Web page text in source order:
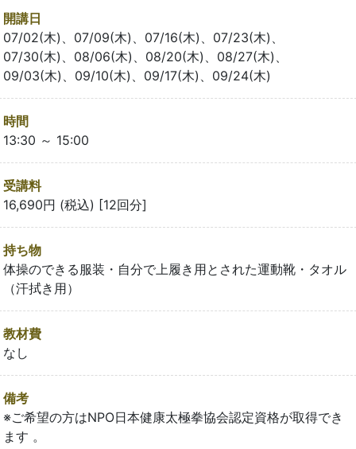
開講日
07/02(木)、07/09(木)、07/16(木)、07/23(木)、
07/30(木)、08/06(木)、08/20(木)、08/27(木)、
09/03(木)、09/10(木)、09/17(木)、09/24(木)
時間
13:30 ～ 15:00
受講料
16,690円 (税込) [12回分]
持ち物
体操のできる服装・自分で上履き用とされた運動靴・タオル
（汗拭き用）
教材費
なし
備考
※ご希望の方はNPO日本健康太極拳協会認定資格が取得でき
ます 。